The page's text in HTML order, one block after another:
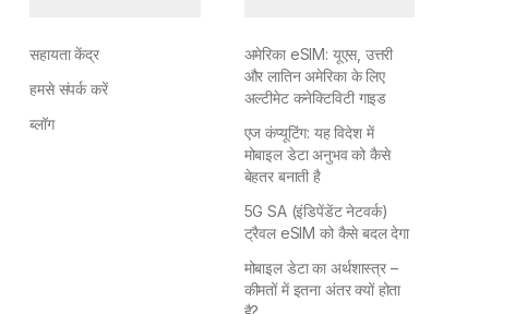
सहायता केंद्र
हमसे संपर्क करें
ब्लॉग
अमेरिका eSIM: यूएस, उत्तरी
और लातिन अमेरिका के लिए
अल्टीमेट कनेक्टिविटी गाइड
एज कंप्यूटिंग: यह विदेश में
मोबाइल डेटा अनुभव को कैसे
बेहतर बनाती है
5G SA (इंडिपेंडेंट नेटवर्क)
ट्रैवल eSIM को कैसे बदल देगा
मोबाइल डेटा का अर्थशास्त्र –
कीमतों में इतना अंतर क्यों होता